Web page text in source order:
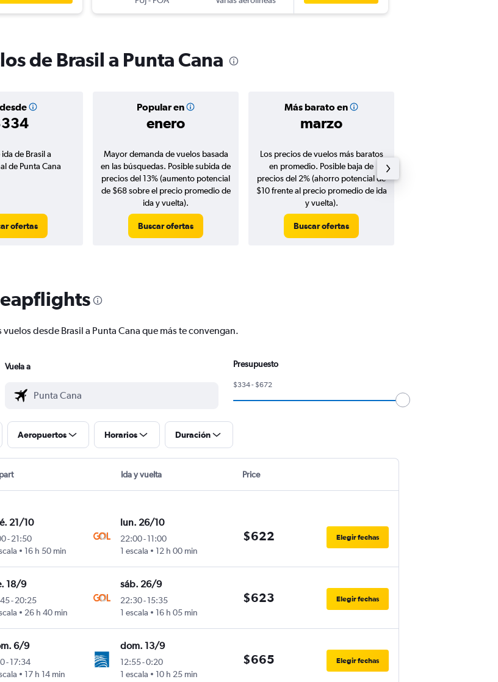
de Brasil a Punta Cana
Popular en
enero
Más barato en
marzo
de Brasil a
de Punta Cana
ofertas
Mayor demanda de vuelos basada
en las búsquedas. Posible subida de
precios del 13% (aumento potencial
de $68 sobre el precio promedio de
ida y vuelta).
Buscar ofertas
Los precios de vuelos más baratos
en promedio. Posible baja de
precios del 2% (ahorro potencial de
$10 frente al precio promedio de ida
y vuelta).
Buscar ofertas
desde Brasil a Punta Cana que más te convengan.
Vuela a Presupuesto
$334 - $672
Aeropuertos Horarios Duración
Ida y vuelta Price
21/10
-21:50
16 h 50 min
lun. 26/10
22:00-11:00
1 escala
12 h 00 min
$622 Elegir fechas
18/9
-20:25
26 h 40 min
sáb. 26/9
22:30-15:35
1 escala
16 h 05 min
$623 Elegir fechas
6/9
-17:34
17 h 14 min
dom. 13/9
12:55-0:20
1 escala
10 h 25 min
$665 Elegir fechas